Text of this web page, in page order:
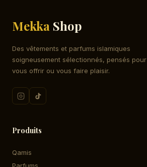
Mekka Shop
Des vêtements et parfums islamiques
soigneusement sélectionnés, pensés pour
vous offrir ou vous faire plaisir.
Produits
Qamis